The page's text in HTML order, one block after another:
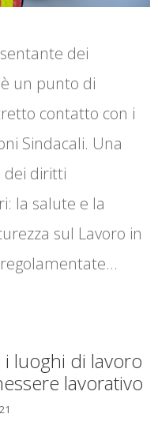
dei
un punto di
contatto con i
Sindacali. Una
diritti
la salute e la
sul Lavoro in
luoghi di lavoro
lavorativo